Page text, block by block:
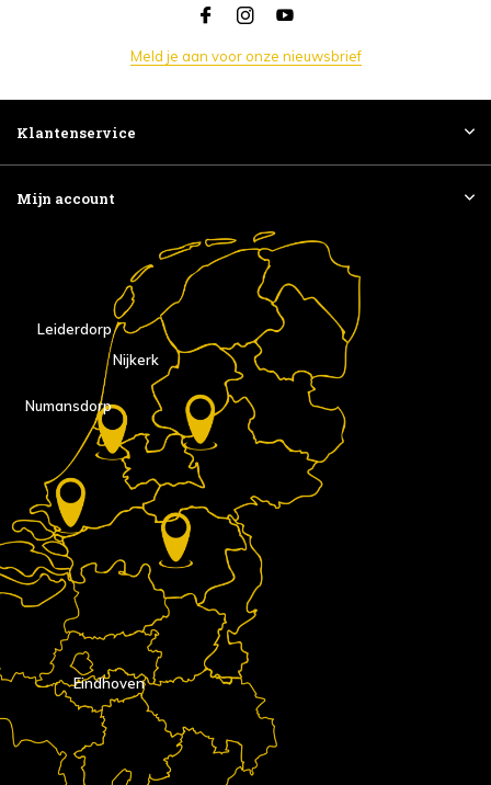
Meld je aan voor onze nieuwsbrief
Klantenservice
Mijn account
Eindhoven
Nijkerk
Numansdorp
Leiderdorp